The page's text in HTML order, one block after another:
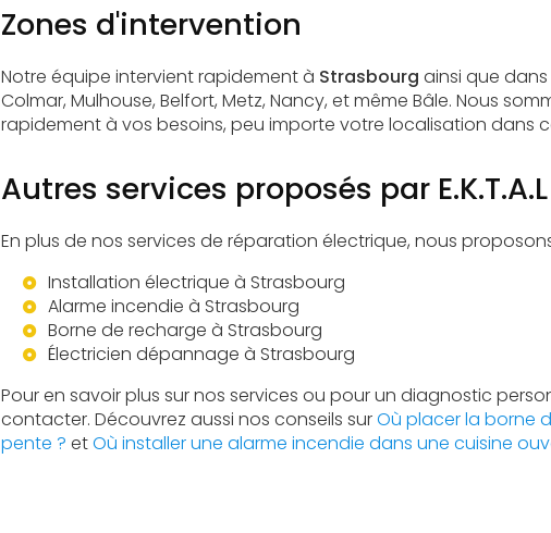
Zones d'intervention
Notre équipe intervient rapidement à Strasbourg ainsi que dans
Colmar, Mulhouse, Belfort, Metz, Nancy, et même Bâle. Nous
rapidement à vos besoins, peu importe votre localisation dans
Autres services proposés par E.K.T.A.L
En plus de nos services de réparation électrique, nous
Installation électrique à Strasbourg
Alarme incendie à Strasbourg
Borne de recharge à Strasbourg
Électricien dépannage à Strasbourg
Pour en savoir plus sur nos services ou pour un diagnostic
contacter. Découvrez aussi nos conseils surOù placer la borne
pente ? etOù installer une alarme incendie dans une cuisine